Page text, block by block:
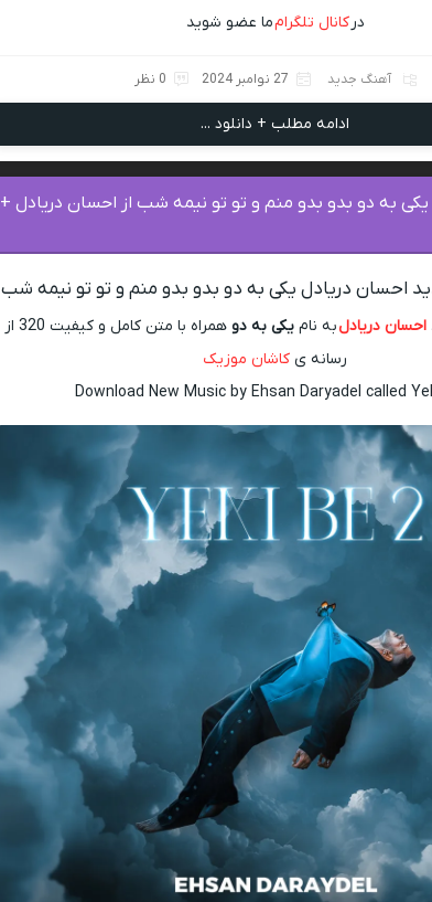
در کانال تلگرامما عضو شوید
آهنگ جدید 27 نوامبر 2024 0 نظر
ادامه مطلب + دانلود ...
یکی به دو بدو بدو منم و تو تو نیمه شب از احسان دریادل +
احسان دریادل یکی به دو بدو بدو منم و تو تو نیمه شب
احسان دریادلبه نامیکی به دو
همراه با متن کامل و کیفیت 320 از
رسانه ی کاشان موزیک
Download New Music by Ehsan Daryadel called